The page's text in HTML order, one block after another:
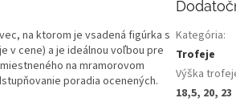
na ktorom je vsadená figúrka s
v cene) a je ideálnou voľbou pre
na mramorovom
poradia ocenených.
Kategória:
Trofeje
Výška
18,5, 20, 23